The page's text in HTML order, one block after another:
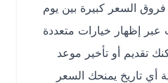
كبيرة بين يوم
خيارات متعددة
أو تأخير موعد
يمنحك السعر